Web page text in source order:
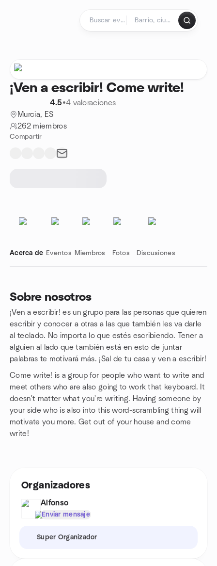
¡Ven a escribir! Come write!
4.5•4 valoraciones
Murcia, ES
262 miembros
Compartir
Acerca de Eventos Miembros Fotos Discusiones
Sobre nosotros
¡Ven a escribir! es un grupo para las personas que quieren
escribir y conocer a otras a las que también les va darle
al teclado. No importa lo que estés escribiendo. Tener a
alguien al lado que también está en esto de juntar
palabras te motivará más. ¡Sal de tu casa y ven a escribir!
Come write! is a group for people who want to write and
meet others who are also going to work that keyboard. It
doesn't matter what you're writing. Having someone by
your side who is also into this word-scrambling thing will
motivate you more. Get out of your house and come
write!
Enlaces de grupo
Organizadores
Alfonso
Enviar mensaje
Super Organizador